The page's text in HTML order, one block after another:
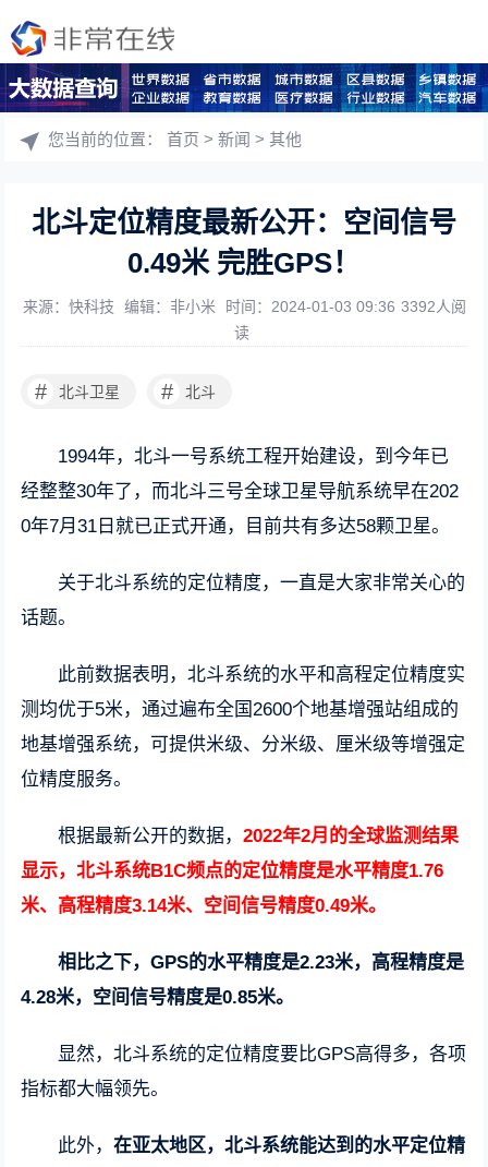
您当前的位置：首页 >新闻 >其他
北斗定位精度最新公开：空间信号
0.49米 完胜GPS！
来源：快科技 编辑：非小米 时间：2024-01-03 09:36 3392人阅
读
# 北斗卫星 # 北斗
1994年，北斗一号系统工程开始建设，到今年已
经整整30年了，而北斗三号全球卫星导航系统早在202
0年7月31日就已正式开通，目前共有多达58颗卫星。
关于北斗系统的定位精度，一直是大家非常关心的
话题。
此前数据表明，北斗系统的水平和高程定位精度实
测均优于5米，通过遍布全国2600个地基增强站组成的
地基增强系统，可提供米级、分米级、厘米级等增强定
位精度服务。
根据最新公开的数据，2022年2月的全球监测结果
显示，北斗系统B1C频点的定位精度是水平精度1.76
米、高程精度3.14米、空间信号精度0.49米。
相比之下，GPS的水平精度是2.23米，高程精度是
4.28米，空间信号精度是0.85米。
显然，北斗系统的定位精度要比GPS高得多，各项
指标都大幅领先。
此外，在亚太地区，北斗系统能达到的水平定位精